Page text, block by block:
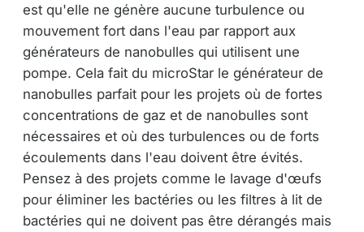
est qu'elle ne génère aucune turbulence ou
mouvement fort dans l'eau par rapport aux
générateurs de nanobulles qui utilisent une
pompe. Cela fait du microStar le générateur de
nanobulles parfait pour les projets où de fortes
concentrations de gaz et de nanobulles sont
nécessaires et où des turbulences ou de forts
écoulements dans l'eau doivent être évités.
Pensez à des projets comme le lavage d'œufs
pour éliminer les bactéries ou les filtres à lit de
bactéries qui ne doivent pas être dérangés mais